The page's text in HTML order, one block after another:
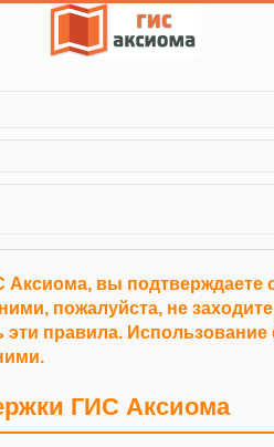
вы подтверждаете
пожалуйста, не
эти правила.
ГИС Аксиома